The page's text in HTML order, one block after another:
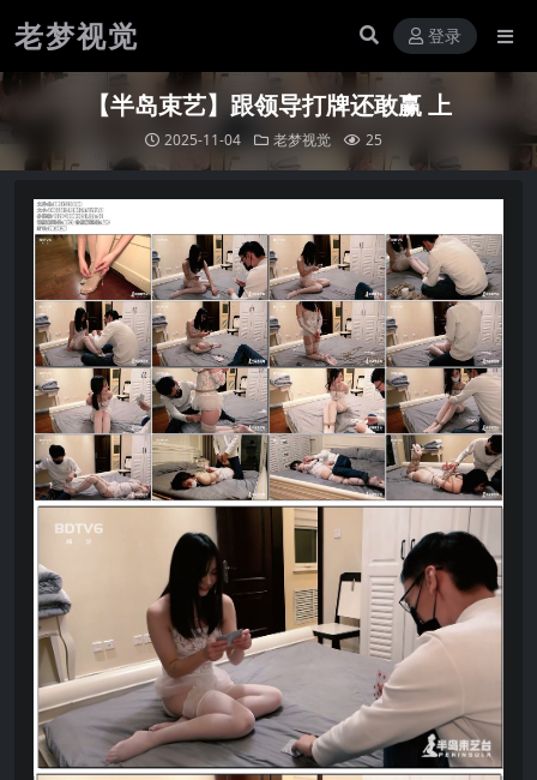
老梦视觉 登录
【半岛束艺】跟领导打牌还敢赢 上
2025-11-04 老梦视觉 25